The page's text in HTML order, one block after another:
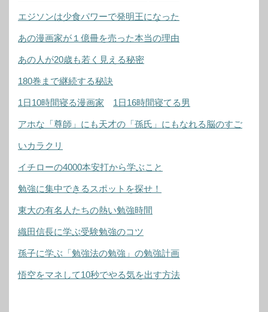
エジソンは少食パワーで発明王になった
あの漫画家が１億冊を売った本当の理由
あの人が20歳も若く見える秘密
180巻まで継続する秘訣
1日10時間寝る漫画家 1日16時間寝てる男
アホな「尊師」にも天才の「孫氏」にもなれる脳のすご
いカラクリ
イチローの4000本安打から学ぶこと
勉強に集中できるスポットを探せ！
東大の有名人たちの熱い勉強時間
織田信長に学ぶ受験勉強のコツ
孫子に学ぶ「勉強法の勉強」の勉強計画
悟空をマネして10秒でやる気を出す方法